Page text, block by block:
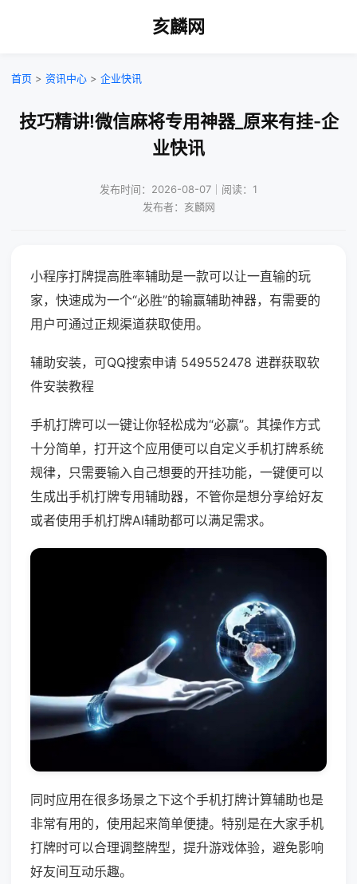
亥麟网
首页 > 资讯中心 > 企业快讯
技巧精讲!微信麻将专用神器_原来有挂-企
业快讯
发布时间：2026-08-07｜阅读：1
发布者：亥麟网
小程序打牌提高胜率辅助是一款可以让一直输的玩
家，快速成为一个“必胜”的输赢辅助神器，有需要的
用户可通过正规渠道获取使用。
辅助安装，可QQ搜索申请 549552478 进群获取软
件安装教程
手机打牌可以一键让你轻松成为“必赢”。其操作方式
十分简单，打开这个应用便可以自定义手机打牌系统
规律，只需要输入自己想要的开挂功能，一键便可以
生成出手机打牌专用辅助器，不管你是想分享给好友
或者使用手机打牌AI辅助都可以满足需求。
同时应用在很多场景之下这个手机打牌计算辅助也是
非常有用的，使用起来简单便捷。特别是在大家手机
打牌时可以合理调整牌型，提升游戏体验，避免影响
好友间互动乐趣。